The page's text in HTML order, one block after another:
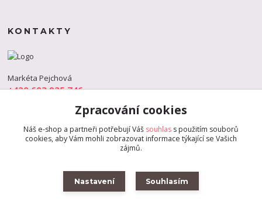
KONTAKTY
Markéta Pejchová
+420 603 925 746
info@s-dance.cz
Zpracování cookies
Náš e-shop a partneři potřebují Váš souhlas s použitím souborů
cookies, aby Vám mohli zobrazovat informace týkající se Vašich
zájmů.
Nastavení Souhlasím